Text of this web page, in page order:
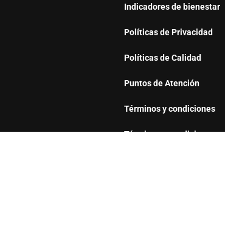
Indicadores de bienestar
Políticas de Privacidad
Políticas de Calidad
Puntos de Atención
Términos y condiciones
Términos y condiciones –